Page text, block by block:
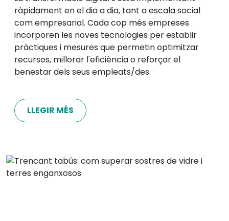
ràpidament en el dia a dia, tant a escala social
com empresarial. Cada cop més empreses
incorporen les noves tecnologies per establir
pràctiques i mesures que permetin optimitzar
recursos, millorar l'eficiència o reforçar el
benestar dels seus empleats/des.
LLEGIR MÉS